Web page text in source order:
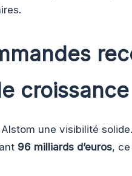
croissance
une visibilité
96 milliards d’euros,